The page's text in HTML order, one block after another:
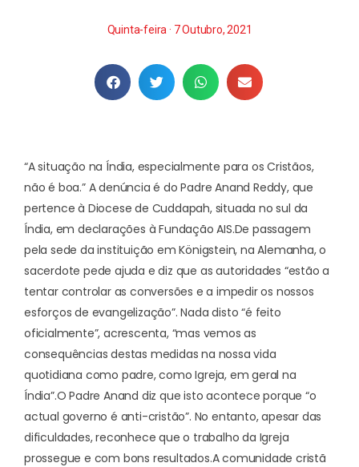
Quinta-feira · 7 Outubro, 2021
“A situação na Índia, especialmente para os Cristãos,
não é boa.” A denúncia é do Padre Anand Reddy, que
pertence à Diocese de Cuddapah, situada no sul da
Índia, em declarações à Fundação AIS.De passagem
pela sede da instituição em Königstein, na Alemanha, o
sacerdote pede ajuda e diz que as autoridades “estão a
tentar controlar as conversões e a impedir os nossos
esforços de evangelização”. Nada disto “é feito
oficialmente”, acrescenta, “mas vemos as
consequências destas medidas na nossa vida
quotidiana como padre, como Igreja, em geral na
Índia”.O Padre Anand diz que isto acontece porque “o
actual governo é anti-cristão”. No entanto, apesar das
dificuldades, reconhece que o trabalho da Igreja
prossegue e com bons resultados.A comunidade cristã